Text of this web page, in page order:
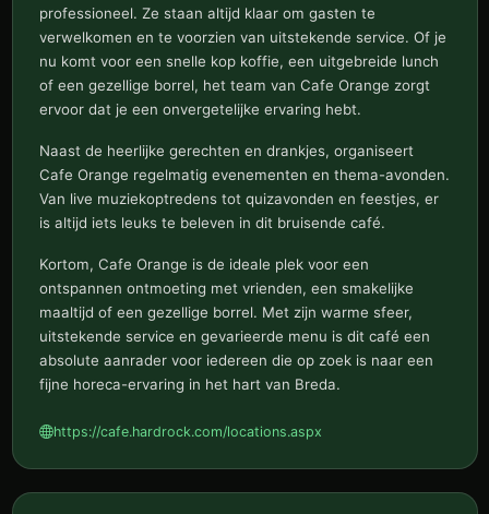
professioneel. Ze staan altijd klaar om gasten te
verwelkomen en te voorzien van uitstekende service. Of je
nu komt voor een snelle kop koffie, een uitgebreide lunch
of een gezellige borrel, het team van Cafe Orange zorgt
ervoor dat je een onvergetelijke ervaring hebt.
Naast de heerlijke gerechten en drankjes, organiseert
Cafe Orange regelmatig evenementen en thema-avonden.
Van live muziekoptredens tot quizavonden en feestjes, er
is altijd iets leuks te beleven in dit bruisende café.
Kortom, Cafe Orange is de ideale plek voor een
ontspannen ontmoeting met vrienden, een smakelijke
maaltijd of een gezellige borrel. Met zijn warme sfeer,
uitstekende service en gevarieerde menu is dit café een
absolute aanrader voor iedereen die op zoek is naar een
fijne horeca-ervaring in het hart van Breda.
https://cafe.hardrock.com/locations.aspx